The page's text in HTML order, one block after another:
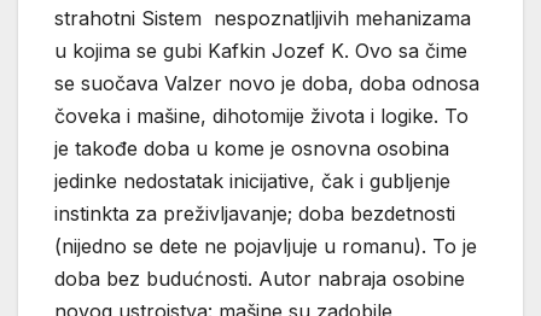
strahotni Sistem nespoznatljivih mehanizama
u kojima se gubi Kafkin Jozef K. Ovo sa čime
se suočava Valzer novo je doba, doba odnosa
čoveka i mašine, dihotomije života i logike. To
je takođe doba u kome je osnovna osobina
jedinke nedostatak inicijative, čak i gubljenje
instinkta za preživljavanje; doba bezdetnosti
(nijedno se dete ne pojavljuje u romanu). To je
doba bez budućnosti. Autor nabraja osobine